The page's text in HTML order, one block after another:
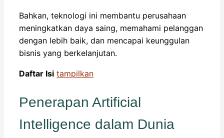
Bahkan, teknologi ini membantu perusahaan
meningkatkan daya saing, memahami pelanggan
dengan lebih baik, dan mencapai keunggulan
bisnis yang berkelanjutan.
Daftar Isi tampilkan
Penerapan Artificial
Intelligence dalam Dunia